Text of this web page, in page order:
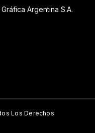
Argentina S.A.
Los Derechos